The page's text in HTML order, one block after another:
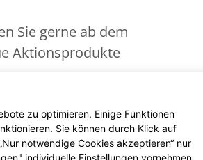
Sie gerne ab dem
Aktionsprodukte
zu optimieren. Einige Funktionen
Sie können durch Klick auf
notwendige Cookies akzeptieren“ nur
individuelle Einstellungen vornehmen.